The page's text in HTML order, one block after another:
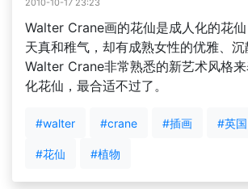
2010-10-17 23:23
Walter Crane画的花仙是成人化的花
天真和稚气，却有成熟女性的优雅、
Walter Crane非常熟悉的新艺术风格
化花仙，最合适不过了。
#walter #crane #插画 #英国
#花仙 #植物